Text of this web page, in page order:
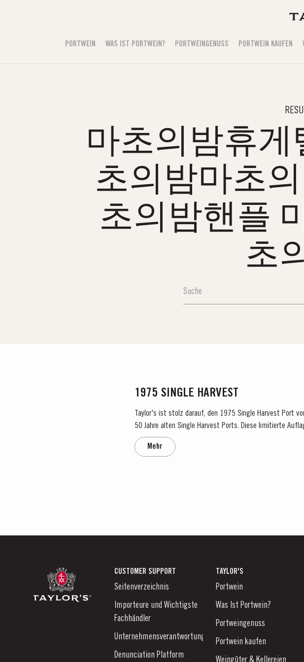
PORTWEIN WAS IST PORTWEIN? PORTWEINGENUSS PORTWEIN KAUFEN
마초의밤휴게
초의밤마초
초의밤핸플
초
1975 SINGLE HARVEST
Taylor's ist stolz darauf, den 1975 Single Harvest Port
50 Jahre alten Single Harvest Ports. Diese limitierte
verkörpert Taylors Engagement für Exzellenz,...
Mehr
CUSTOMER SUPPORT
Seitenverzeichnis
Importeure und Wichtigste
Fachhändler
Unternehmensverantwortung
Denunciation Platform
TAYLOR'S
Portwein
Was Ist Portwein?
Portweingenuss
Portwein kaufen
Weingüter & Kellereien